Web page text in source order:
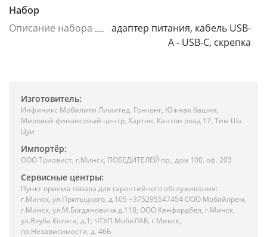
Набор
Описание набора
адаптер питания, кабель USB-
A - USB-C, скрепка
Изготовитель:
Инфиникс Мобилити Лимитед. Гонконг, Южная башня,
Мировой финансовый центр, Хартон, Кантон роад 17, Тим Ша
Цуи
Импортёр:
ООО Триовист, г.Минск, ПОБЕДИТЕЛЕЙ пр., дом 100, оф. 203
Сервисные центры:
Пункт приема товара для гарантийного обслуживания:
г.Минск, ул.Притыцкого, д.105 +375295547454 ООО Мобайлрем,
г.Минск, ул.М.Богдановича д.118; ООО Кенфордбел, г.Минск,
ул.Якуба Коласа, д.1; ЧТУП МобиЛАБ, г.Минск,
пр.Независимости, д. 46Б